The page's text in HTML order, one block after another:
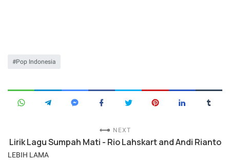
Pop Indonesia
NEXT
Lirik Lagu Sumpah Mati - Rio Lahskart and Andi Rianto
LEBIH LAMA